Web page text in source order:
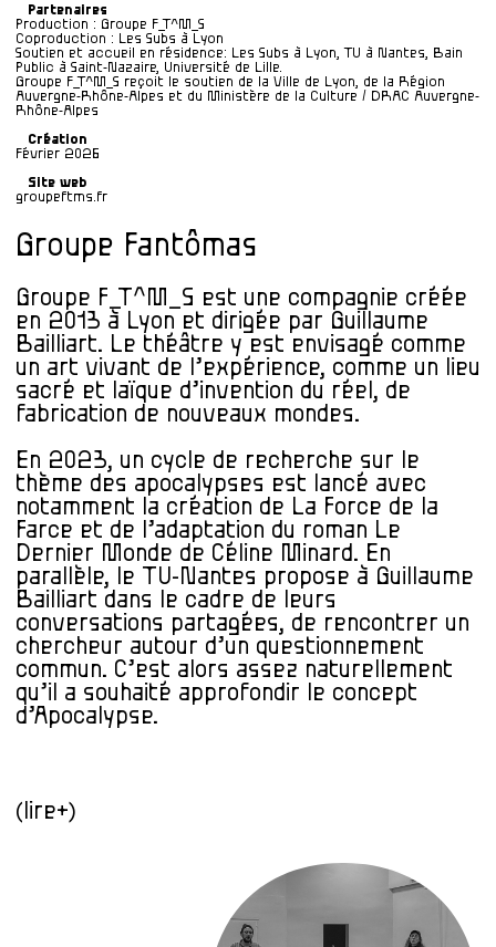
Partenaires
Production : Groupe F_T^M_S
Coproduction : Les Subs à Lyon
Soutien et accueil en résidence: Les Subs à Lyon, TU à Nantes, Bain
Public à Saint-Nazaire, Université de Lille.
Groupe F_T^M_S reçoit le soutien de la Ville de Lyon, de la Région
Auvergne-Rhône-Alpes et du Ministère de la Culture / DRAC Auvergne-
Rhône-Alpes
Création
Février 2026
Site web
groupeftms.fr
Groupe Fantômas
Groupe F_T^M_S est une compagnie créée
en 2013 à Lyon et dirigée par Guillaume
Bailliart. Le théâtre y est envisagé comme
un art vivant de l’expérience, comme un lieu
sacré et laïque d’invention du réel, de
fabrication de nouveaux mondes.
En 2023, un cycle de recherche sur le
thème des apocalypses est lancé avec
notamment
la création de La Force de la
Farce et de l’adaptation du roman Le
Dernier Monde de Céline Minard. En
parallèle,
le TU-Nantes propose à Guillaume
Bailliart dans le cadre de leurs
conversations partagées, de rencontrer un
chercheur autour d’un questionnement
commun. C’est alors assez naturellement
qu’il a souhaité approfondir le concept
d’Apocalypse.
(lire+)